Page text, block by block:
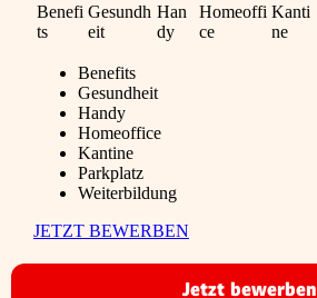
Benefi
ts
Gesundh
eit
Han
dy
Homeoffi
ce
Kanti
ne
Benefits
Gesundheit
Handy
Homeoffice
Kantine
Parkplatz
Weiterbildung
JETZT BEWERBEN
Jetzt bewerben